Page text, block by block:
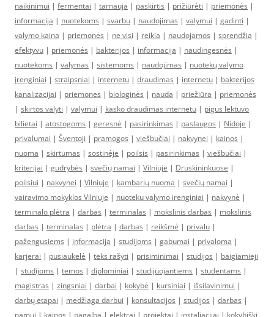
naikinimui | fermentai | tarnauja | paskirtis | prižiūrėti | priemonės |
informacija | nuotekoms | svarbu | naudojimas | valymui | gadinti |
valymo kaina | priemonės | ne visi | reikia | naudojamos | sprendžia |
efektyvu | priemonės | bakterijos | informacija | naudingesnės |
nuotekoms | valymas | sistemoms | naudojimas | nuotekų valymo
įrenginiai | straipsniai | internetu | draudimas | internetu | bakterijos
kanalizacijai | priemones | biologinės | nauda | priežiūra | priemonės
| skirtos valyti | valymui | kasko draudimas internetu | pigus lektuvo
bilietai | atostogoms | geresnė | pasirinkimas | paslaugos | Nidoje |
privalumai | Šventoji | pramogos | viešbučiai | nakvynei | kainos |
nuoma | skirtumas | sostinėje | poilsis | pasirinkimas | viešbučiai |
kriterijai | gudrybės | svečių namai | Vilniuje | Druskininkuose |
poilsiui | nakvynei | Vilniuje | kambarių nuoma | svečių namai |
vairavimo mokyklos Vilniuje | nuoteku valymo irenginiai | nakvynė |
terminalo plėtra | darbas | terminalas | mokslinis darbas | mokslinis
darbas | terminalas | plėtra | darbas | reikšmė | privalu |
pažengusiems | informacija | studijoms | gabumai | privaloma |
karjerai | pusiaukelė | teks rašyti | prisiminimai | studijos | baigiamieji
| studijoms | temos | diplominiai | studijuojantiems | studentams |
magistras | zingsniai | darbai | kokybė | kursiniai | išsilavinimui |
darbų etapai | medžiaga darbui | konsultacijos | studijos | darbas |
namui | kainos | pagalba | elektrai | projektai | instaliacijai | kokybiški